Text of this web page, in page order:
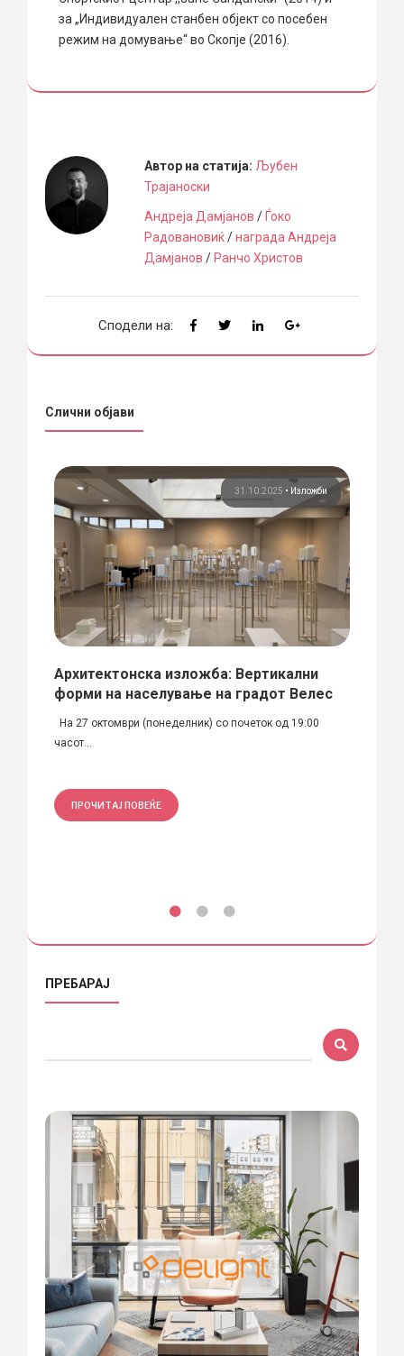
за „Индивидуален станбен објект со посебен
режим на домување“ во Скопје (2016).
Автор на статија: Љубен
Трајаноски
Андреја Дамјанов / Ѓоко
Радовановиќ/награда Андреја
Дамјанов / Ранчо Христов
Сподели на:
Слични објави
31.10.2025 • Изложби
Архитектонска изложба: Вертикални
форми на населување на градот Велес
На 27 октомври (понеделник) со почеток од 19:00
часот...
ПРОЧИТАЈ ПОВЕЌЕ
ПРЕБАРАЈ